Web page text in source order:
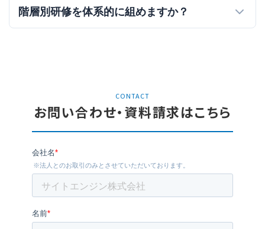
階層別研修を体系的に組めますか？
CONTACT
お問い合わせ・資料請求はこちら